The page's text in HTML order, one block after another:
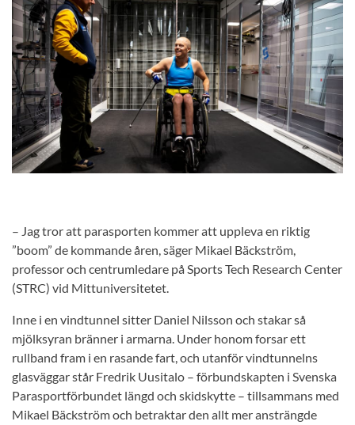
– Jag tror att parasporten kommer att uppleva en riktig
”boom” de kommande åren, säger Mikael Bäckström,
professor och centrumledare på Sports Tech Research Center
(STRC) vid Mittuniversitetet.
Inne i en vindtunnel sitter Daniel Nilsson och stakar så
mjölksyran bränner i armarna. Under honom forsar ett
rullband fram i en rasande fart, och utanför vindtunnelns
glasväggar står Fredrik Uusitalo – förbundskapten i Svenska
Parasportförbundet längd och skidskytte – tillsammans med
Mikael Bäckström och betraktar den allt mer ansträngde